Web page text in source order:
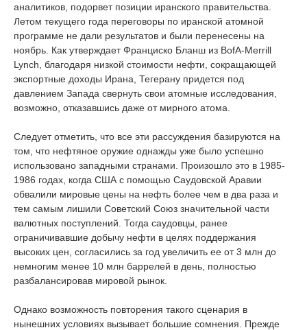
аналитиков, подорвет позиции иранского правительства.
Летом текущего года переговоры по иранской атомной
программе не дали результатов и были перенесены на
ноябрь. Как утверждает Франциско Бланш из BofA-Merrill
Lynch, благодаря низкой стоимости нефти, сокращающей
экспортные доходы Ирана, Тегерану придется под
давлением Запада свернуть свои атомные исследования,
возможно, отказавшись даже от мирного атома.
Следует отметить, что все эти рассуждения базируются на
том, что нефтяное оружие однажды уже было успешно
использовано западными странами. Произошло это в 1985-
1986 годах, когда США с помощью Саудовской Аравии
обвалили мировые цены на нефть более чем в два раза и
тем самым лишили Советский Союз значительной части
валютных поступлений. Тогда саудовцы, ранее
ограничивавшие добычу нефти в целях поддержания
высоких цен, согласились за год увеличить ее от 3 млн до
немногим менее 10 млн баррелей в день, полностью
разбалансировав мировой рынок.
Однако возможность повторения такого сценария в
нынешних условиях вызывает большие сомнения. Прежде